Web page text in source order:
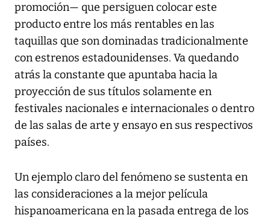
promoción— que persiguen colocar este
producto entre los más rentables en las
taquillas que son dominadas tradicionalmente
con estrenos estadounidenses. Va quedando
atrás la constante que apuntaba hacia la
proyección de sus títulos solamente en
festivales nacionales e internacionales o dentro
de las salas de arte y ensayo en sus respectivos
países.
Un ejemplo claro del fenómeno se sustenta en
las consideraciones a la mejor película
hispanoamericana en la pasada entrega de los